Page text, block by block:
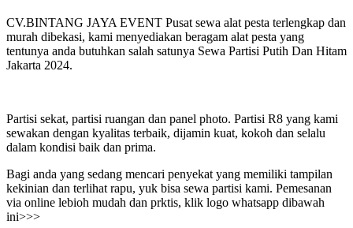
CV.BINTANG JAYA EVENT Pusat sewa alat pesta terlengkap dan
murah dibekasi, kami menyediakan beragam alat pesta yang
tentunya anda butuhkan salah satunya Sewa Partisi Putih Dan Hitam
Jakarta 2024.
Partisi sekat, partisi ruangan dan panel photo. Partisi R8 yang kami
sewakan dengan kyalitas terbaik, dijamin kuat, kokoh dan selalu
dalam kondisi baik dan prima.
Bagi anda yang sedang mencari penyekat yang memiliki tampilan
kekinian dan terlihat rapu, yuk bisa sewa partisi kami. Pemesanan
via online lebioh mudah dan prktis, klik logo whatsapp dibawah
ini>>>